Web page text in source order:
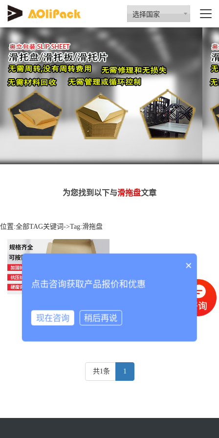
选择国家
为您找到以下与滑拖盘文章
位置:全部TAG关键词 ->Tag:滑拖盘
共1条 1
×
点击咨询获取产品报价和优惠
现在咨询 稍后再说